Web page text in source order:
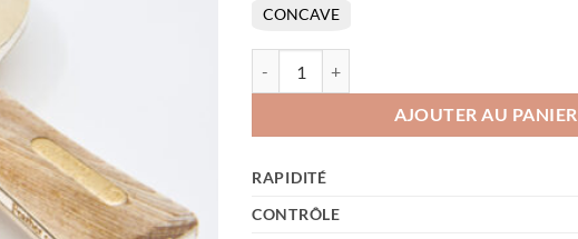
CONCAVE
AJOUTER AU PANIER
RAPIDITÉ
CONTRÔLE